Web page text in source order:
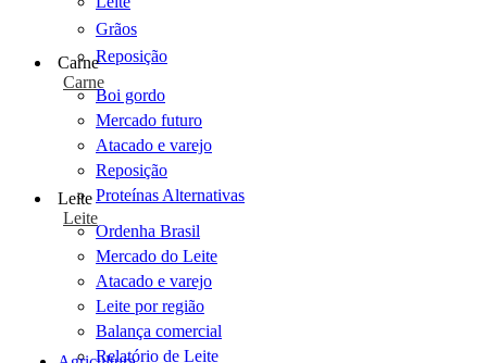
Grãos
Reposição
Carne
Carne
Boi gordo
Mercado futuro
Atacado e varejo
Reposição
Proteínas Alternativas
Leite
Leite
Ordenha Brasil
Mercado do Leite
Atacado e varejo
Leite por região
Balança comercial
Relatório de Leite